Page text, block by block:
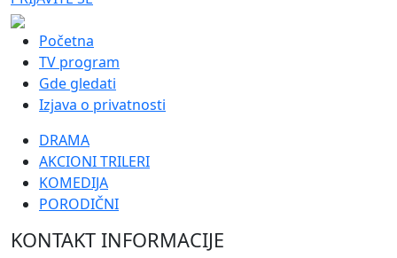
Početna
TV program
Gde gledati
Izjava o privatnosti
DRAMA
AKCIONI TRILERI
KOMEDIJA
PORODIČNI
KONTAKT INFORMACIJE